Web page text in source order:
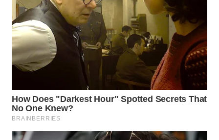
WN
NATUNA
WN
BINTAN
MANDALIKA
WN
LIKUPANG